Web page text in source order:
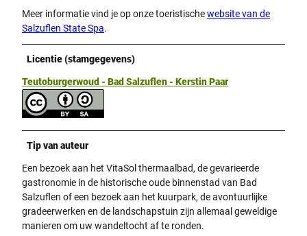
Meer informatie vind je op onze toeristischewebsite van de
Salzuflen State Spa.
Licentie (stamgegevens)
Teutoburgerwoud - Bad Salzuflen - Kerstin Paar
Tip van auteur
Een bezoek aan het VitaSol thermaalbad, de gevarieerde
gastronomie in de historische oude binnenstad van Bad
Salzuflen of een bezoek aan het kuurpark, de avontuurlijke
gradeerwerken en de landschapstuin zijn allemaal geweldige
manieren om uw wandeltocht af te ronden.